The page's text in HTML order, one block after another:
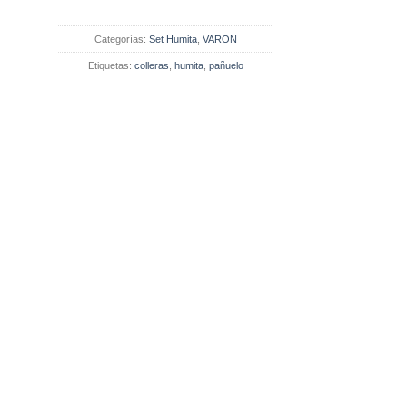
Categorías: Set Humita, VARON
Etiquetas: colleras humita, pañuelo